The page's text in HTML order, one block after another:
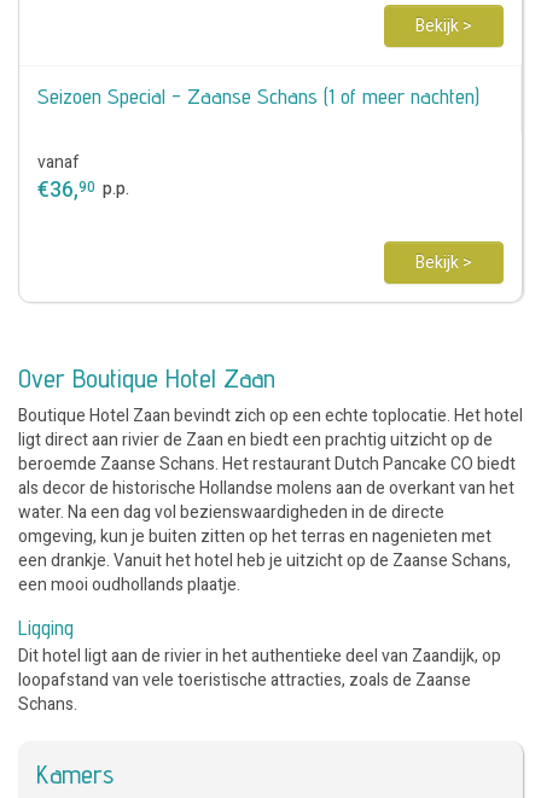
Bekijk >
Seizoen Special - Zaanse Schans (1 of meer nachten)
vanaf
€36,90 p.p.
Bekijk >
Over Boutique Hotel Zaan
Boutique Hotel Zaan bevindt zich op een echte toplocatie. Het hotel
ligt direct aan rivier de Zaan en biedt een prachtig uitzicht op de
beroemde Zaanse Schans. Het restaurant Dutch Pancake CO biedt
als decor de historische Hollandse molens aan de overkant van het
water. Na een dag vol bezienswaardigheden in de directe
omgeving, kun je buiten zitten op het terras en nagenieten met
een drankje. Vanuit het hotel heb je uitzicht op de Zaanse Schans,
een mooi oudhollands plaatje.
Ligging
Dit hotel ligt aan de rivier in het authentieke deel van Zaandijk, op
loopafstand van vele toeristische attracties, zoals de Zaanse
Schans.
Kamers